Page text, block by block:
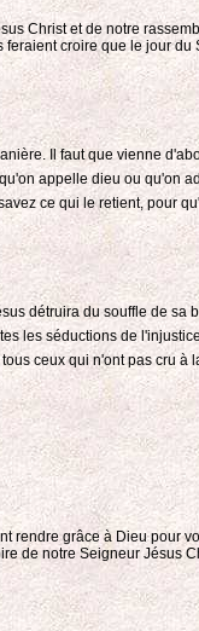
Christ et de notre
croire que le jour du
Il faut que vienne
appelle dieu ou qu'on
ce qui le retient, pour
détruira du souffle de sa
les séductions de
ceux qui n'ont pas cru à
rendre grâce à Dieu pour
de notre Seigneur Jésus